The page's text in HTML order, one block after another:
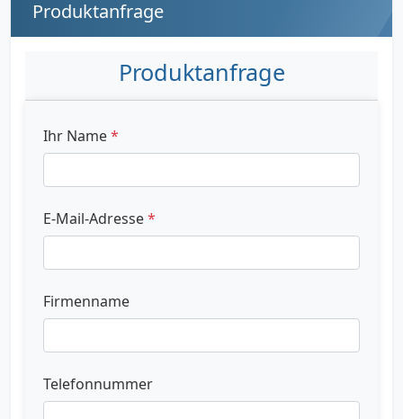
Produktanfrage
Produktanfrage
Ihr Name*
E-Mail-Adresse*
Firmenname
Telefonnummer